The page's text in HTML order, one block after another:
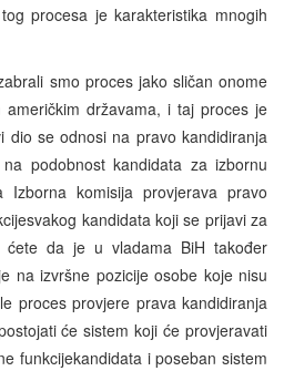
procesa je karakteristika mnogih
smo proces jako sličan onome
državama, i taj proces je
dio se odnosi na pravo kandidiranja
podobnost kandidata za izbornu
komisija provjerava pravo
kandidata koji se prijavi za
ćete da je u vladama BiH također
na izvršne pozicije osobe koje nisu
proces provjere prava kandidiranja
će sistem koji će provjeravati
funkcijekandidata i poseban sistem